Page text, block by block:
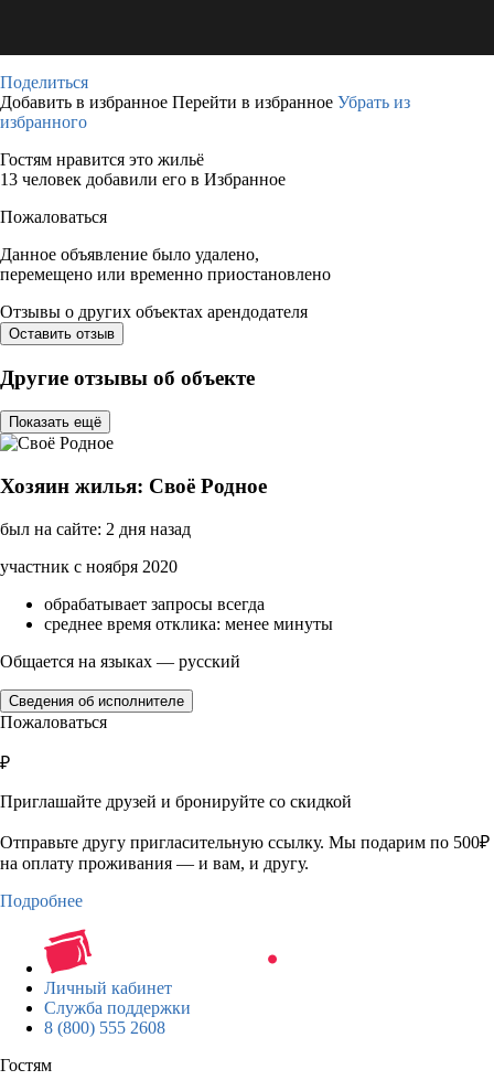
Поделиться
Добавить в избранное Перейти в избранное Убрать из
избранного
Гостям нравится это жильё
13 человек добавили его в Избранное
Пожаловаться
Данное объявление было удалено,
перемещено или временно приостановлено
Отзывы о других объектах арендодателя
Оставить отзыв
Другие отзывы об объекте
Показать ещё
Хозяин жилья: Своё Родное
был на сайте: 2 дня назад
участник с ноября 2020
обрабатывает запросы всегда
среднее время отклика: менее минуты
Общается на языках — русский
Сведения об исполнителе
Пожаловаться
₽
Приглашайте друзей и бронируйте со скидкой
Отправьте другу пригласительную ссылку. Мы подарим по 500₽
на оплату проживания — и вам, и другу.
Подробнее
Личный кабинет
Служба поддержки
8 (800) 555 2608
Гостям